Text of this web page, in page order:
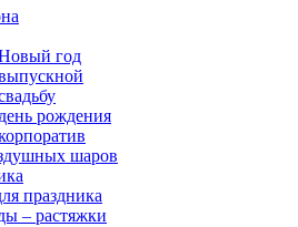
год
рождения
шаров
праздника
– растяжки